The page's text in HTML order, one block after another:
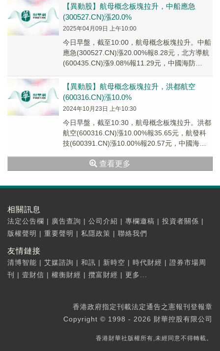
【異動股】航母概念板塊拉升，中船應急
(300527.CN)漲20.0%
2025年04月09日 上午10:00
今日早盤，截至10:00，航母概念板塊拉升。中船
應急(300527.CN)漲20.00%報8.28元，北方導航
(600435.CN)漲9.08%報11.29元，中國海防
【異動股】航母概念板塊拉升，洪都航空
(600316.CN)漲10.0%
2024年10月23日 上午10:30
今日早盤，截至10:30，航母概念板塊拉升。洪都
航空(600316.CN)漲10.00%報35.65元，航發科
技(600391.CN)漲10.00%報20.57元，中國海防
查看更多
相關訊息
法定公告欄 | 廣告查詢 | 公司介紹 | 專欄邀稿 | 投資者關係 |
版權聲明 | 重要聲明 | 私隱政策 | 聯絡我們
友情鏈接
清博智能 | 艾媒諮詢 | 和訊 | 新時空 | 時代財經 | 證券市場周
刊
| 壹財信 | 權衡財經 | 攬富財經 | 更多...
香港政府指定刊載法定通告之憲報刊登報章
Copyright © 1998 - 2026 財華控股有限公司
香港財華社版權所有,未經同意不得轉載。